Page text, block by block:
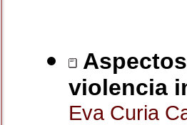
violencia
Eva Curia